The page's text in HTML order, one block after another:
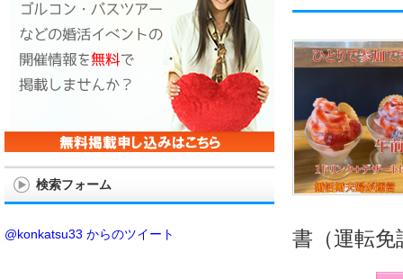
書（運転免
検索フォーム
@konkatsu33 からのツイート